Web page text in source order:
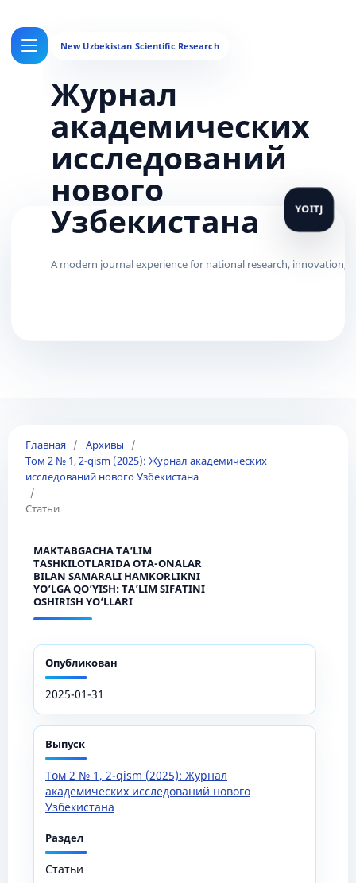
Журнал
академических
исследований
нового
Узбекистана
Главная / Архивы
/
Том 2 № 1, 2-qism (2025): Журнал академических
исследований нового Узбекистана
/
Статьи
MAKTABGACHA TA’LIM
TASHKILOTLARIDA OTA-ONALAR
BILAN SAMARALI HAMKORLIKNI
YO‘LGA QO‘YISH: TA’LIM SIFATINI
OSHIRISH YO‘LLARI
Опубликован
2025-01-31
Выпуск
Том 2 № 1, 2-qism (2025): Журнал
академических исследований нового
Узбекистана
Раздел
Статьи